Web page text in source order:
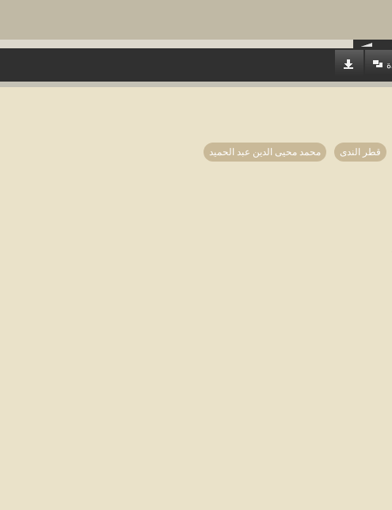
قطر الندى محمد محيى الدين عبد الحميد